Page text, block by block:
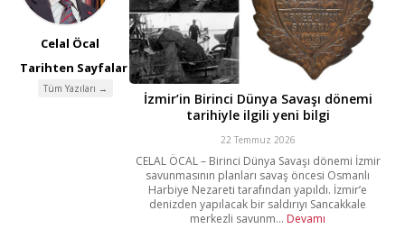
Celal Öcal
Tarihten Sayfalar
Tüm Yazıları →
İzmir’in Birinci Dünya Savaşı dönemi
tarihiyle ilgili yeni bilgi
22 Temmuz 2026
CELAL ÖCAL – Birinci Dünya Savaşı dönemi İzmir
savunmasının planları savaş öncesi Osmanlı
Harbiye Nezareti tarafından yapıldı. İzmir’e
denizden yapılacak bir saldırıyı Sancakkale
merkezli savunm... Devamı